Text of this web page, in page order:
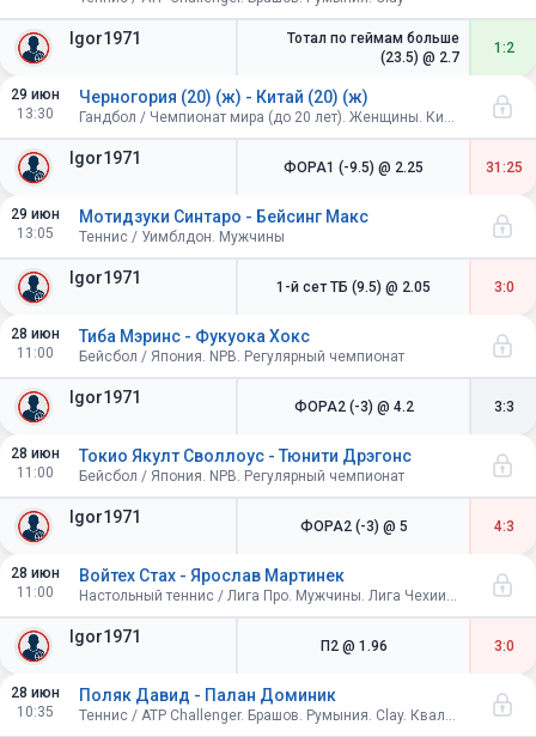
Igor1971
Тотал по геймам больше
(23.5) @ 2.7
1:2
29 июн
13:30
Igor1971
Черногория (20) (ж) - Китай (20) (ж)
Гандбол / Чемпионат мира (до 20 лет). Женщины. Китай
ФОРА1 (-9.5) @ 2.25 31:25
29 июн
13:05
Igor1971
Мотидзуки Синтаро - Бейсинг Макс
Теннис / Уимблдон. Мужчины
1-й сет ТБ (9.5) @ 2.05 3:0
28 июн
11:00
Igor1971
Тиба Мэринс - Фукуока Хокс
Бейсбол / Япония. NPB. Регулярный чемпионат
ФОРА2 (-3) @ 4.2 3:3
28 июн
11:00
Igor1971
Токио Якулт Своллоус - Тюнити Дрэгонс
Бейсбол / Япония. NPB. Регулярный чемпионат
ФОРА2 (-3) @ 5 4:3
28 июн
11:00
Igor1971
Войтех Стах - Ярослав Мартинек
Настольный теннис / Лига Про. Мужчины. Лига Чехии. Стол А14
П2 @ 1.96 3:0
28 июн
10:35
Поляк Давид - Палан Доминик
Теннис / ATP Challenger. Брашов. Румыния. Clay. Квалификация